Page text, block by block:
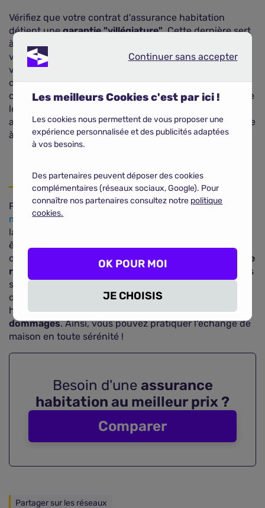
Vérifiez que votre contrat d'assurance habitation
détient unegarantie "villégiature". Cette dernière sert
à indemniser les personnes physiques et morales à qui
vous pouvez avoir causé préjudice lors de votre
voyage, loin de votre domicile. En effet, il faut que la
distance domicile / lieu de la maison d'échange soit
compatible avec les conditions de la garantie, ainsi que
le lieu même où se situe l'autre maison. Enfin, faites
attention à ce que la durée de votre séjour corresponde
à celle de la garantie.
Pas d'inquiétude à ce niveau là. Votre assurance
multirisque habitation
la famille l'occupant comme avec vous lorsque vous y
êtes présent, en prenant en en charge les dégâts
causés à votre maison. Cependant, l'assureur pourra
se
retourner contre la famille occupant le logement
si ils
sont responsables du sinistre. Si un incendie, un dégât
des eaux, ou une explosion survient hors du domicile
habituel, la garantie villégiaturecouvrira les
dommages. Ainsi, vous pouvez pratiquer l'échange de
maison en toute sérénité !
Besoin d'une assurance
habitation au meilleur prix ?
Comparer
Partager sur les réseaux
Continuer sans accepter
Les meilleurs Cookies c'est par ici !
Les cookies nous permettent de vous proposer une
expérience personnalisée et des publicités adaptées
à vos besoins.
Des partenaires peuvent déposer des cookies
complémentaires (réseaux sociaux, Google). Pour
connaître nos partenaires consultez notre politique
cookies.
JE CHOISIS
OK POUR MOI
Continuer sans accepter